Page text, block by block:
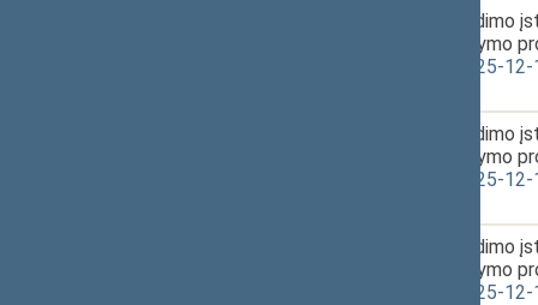
Sveikatos draudimo
pakeitimo įstatymo
XVP-875(2) 2025-12-
Sveikatos draudimo
pakeitimo įstatymo
XVP-875(2) 2025-12-
Sveikatos draudimo
pakeitimo įstatymo
XVP-875(2) 2025-12-